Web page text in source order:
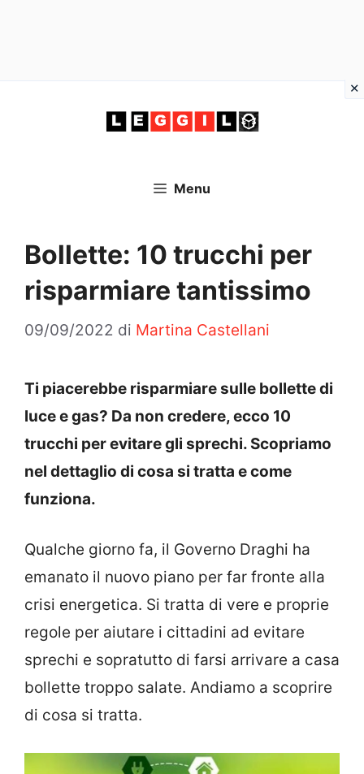
Menu
Bollette: 10 trucchi per
risparmiare tantissimo
09/09/2022 di Martina Castellani
Ti piacerebbe risparmiare sulle bollette di
luce e gas? Da non credere, ecco 10
trucchi per evitare gli sprechi. Scopriamo
nel dettaglio di cosa si tratta e come
funziona.
Qualche giorno fa, il Governo Draghi ha
emanato il nuovo piano per far fronte alla
crisi energetica. Si tratta di vere e proprie
regole per aiutare i cittadini ad evitare
sprechi e sopratutto di farsi arrivare a casa
bollette troppo salate. Andiamo a scoprire
di cosa si tratta.